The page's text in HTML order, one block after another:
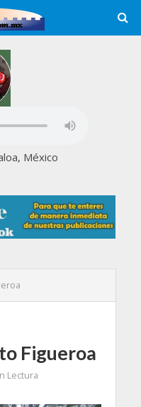
México
Figueroa
Lectura